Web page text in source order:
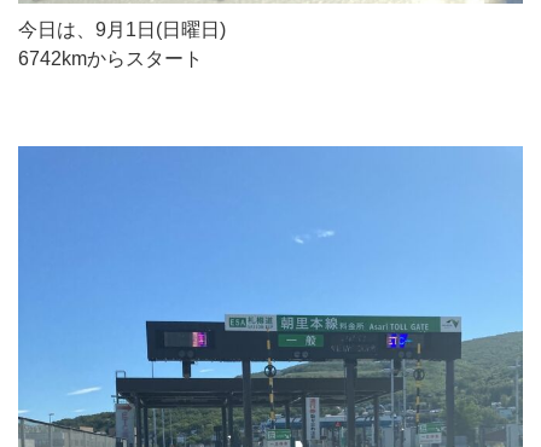
今日は、9月1日(日曜日)
6742kmからスタート